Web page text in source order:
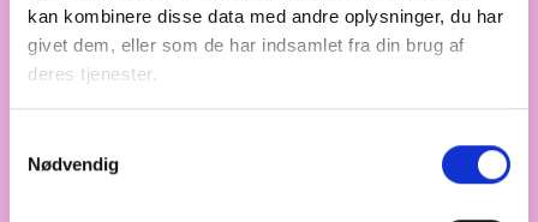
kan kombinere disse data med andre oplysninger, du har
givet dem, eller som de har indsamlet fra din brug af
deres tjenester.
Nødvendig
NYHEDMANDAG DEN 21. JULI 2025
drift og byggeri